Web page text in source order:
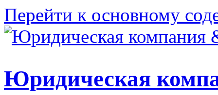
Перейти к основному
Юридическая